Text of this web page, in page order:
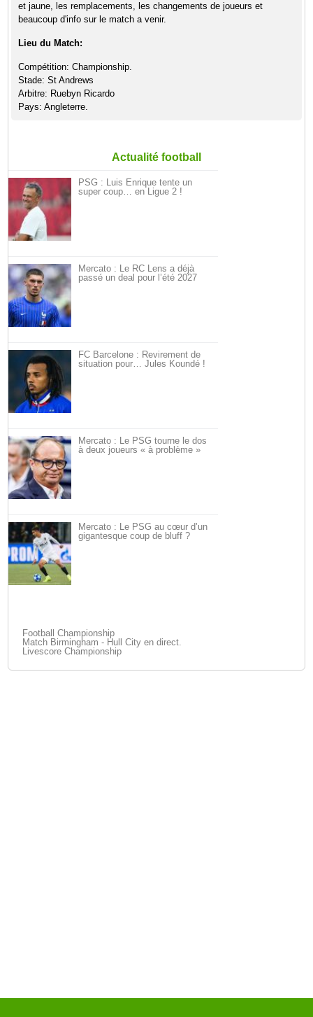
et jaune, les remplacements, les changements de joueurs et
beaucoup d'info sur le match a venir.
Lieu du Match:
Compétition: Championship.
Stade: St Andrews
Arbitre: Ruebyn Ricardo
Pays: Angleterre.
Actualité football
PSG : Luis Enrique tente un
super coup… en Ligue 2 !
Mercato : Le RC Lens a déjà
passé un deal pour l’été 2027
FC Barcelone : Revirement de
situation pour… Jules Koundé !
Mercato : Le PSG tourne le dos
à deux joueurs « à problème »
Mercato : Le PSG au cœur d’un
gigantesque coup de bluff ?
Football Championship
Match Birmingham - Hull City en direct.
Livescore Championship